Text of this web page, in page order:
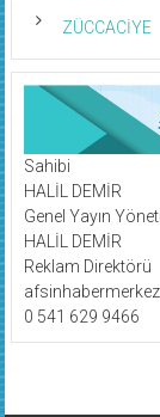
ZÜCCACİYE
Sahibi
HALİL DEMİR
Genel Yayın
HALİL DEMİR
Reklam Direktörü
0 541 629 9466